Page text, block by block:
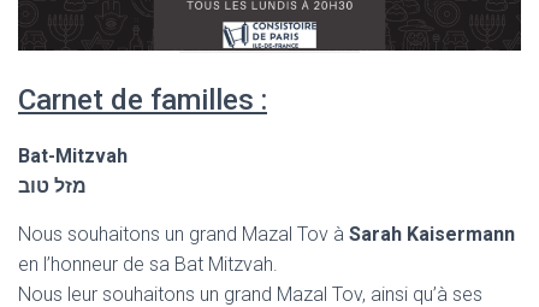
Carnet de familles :
Bat-Mitzvah
מזל טוב
Nous souhaitons un grand Mazal Tov à Sarah Kaisermann
en l’honneur de sa Bat Mitzvah.
Nous leur souhaitons un grand Mazal Tov, ainsi qu’à ses